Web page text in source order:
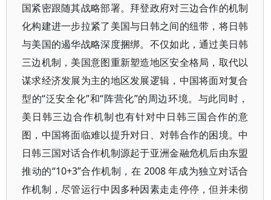
国紧密跟随其战略部署。拜登政府对三边合作的机制
化构建进一步拉紧了美国与日韩之间的纽带，将日韩
与美国的遏华战略深度捆绑。不仅如此，通过美日韩
三边机制，美国意图重新塑造地区安全格局，取代以
谋求经济发展为主的地区发展逻辑，中国将面对复合
型的“泛安全化”和“阵营化”的周边环境。与此同时，
美日韩三边合作机制也有针对中日韩三国合作的意
图，中国将面临难以提升对日、对韩合作的困境。中
日韩三国对话合作机制源起于亚洲金融危机后由东盟
推动的“10+3”合作机制，在 2008 年成为独立对话合
作机制，尽管运行中因多种因素走走停停，但并未彻